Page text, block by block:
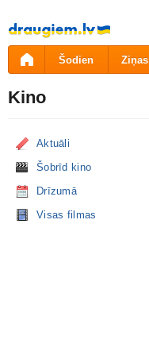
Pāriet
uz
saturu
Šodien Ziņas
Kino
Aktuāli
Šobrīd kino
Drīzumā
Visas filmas